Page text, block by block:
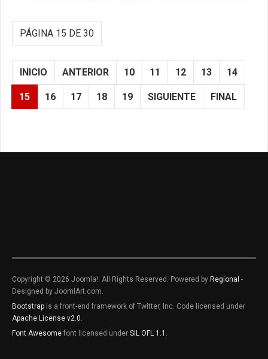
PÁGINA 15 DE 30
INICIO ANTERIOR 10 11 12 13 14
15 16 17 18 19 SIGUIENTE FINAL
Copyright © 2026 Joomla!. All Rights Reserved. Powered by Regional -
Designed by JoomlArt.com.
Bootstrap is a front-end framework of Twitter, Inc. Code licensed under
Apache License v2.0
Font Awesome font licensed under SIL OFL 1.1